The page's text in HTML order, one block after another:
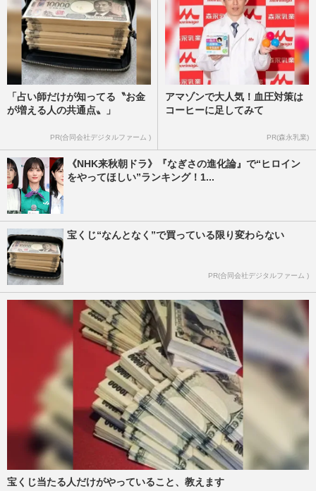
「占い師だけが知ってる〝お金
が増える人の共通点〟」
PR(合同会社デジタルファーム )
アマゾンで大人気！血圧対策は
コーヒーに足してみて
PR(森永乳業)
《NHK来秋朝ドラ》『なぎさの進化論』で“ヒロイン
をやってほしい”ランキング！1...
宝くじ“なんとなく”で買っている限り変わらない
PR(合同会社デジタルファーム )
宝くじ当たる人だけがやっていること、教えます